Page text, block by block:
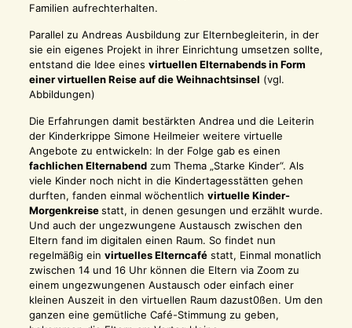
Familien aufrechterhalten.
Parallel zu Andreas Ausbildung zur Elternbegleiterin, in der
sie ein eigenes Projekt in ihrer Einrichtung umsetzen sollte,
entstand die Idee eines virtuellen Elternabends in Form
einer virtuellen Reise auf die Weihnachtsinsel (vgl.
Abbildungen)
Die Erfahrungen damit bestärkten Andrea und die Leiterin
der Kinderkrippe Simone Heilmeier weitere virtuelle
Angebote zu entwickeln: In der Folge gab es einen
fachlichen Elternabendzum Thema „Starke Kinder“. Als
viele Kinder noch nicht in die Kindertagesstätten gehen
durften, fanden einmal wöchentlich virtuelle Kinder-
Morgenkreisestatt, in denen gesungen und erzählt wurde.
Und auch der ungezwungene Austausch zwischen den
Eltern fand im digitalen einen Raum. So findet nun
regelmäßig ein virtuelles Elterncaféstatt, Einmal monatlich
zwischen 14 und 16 Uhr können die Eltern via Zoom zu
einem ungezwungenen Austausch oder einfach einer
kleinen Auszeit in den virtuellen Raum dazust0ßen. Um den
ganzen eine gemütliche Café-Stimmung zu geben,